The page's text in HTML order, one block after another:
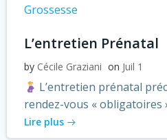
Grossesse
L’entretien Prénatal
by Cécile Graziani on Juil 1
L’entretien prénatal
rendez-vous « obligatoires
Lire plus